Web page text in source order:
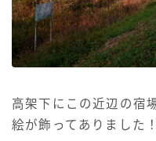
高架下にこの近辺の宿
絵が飾ってありました！